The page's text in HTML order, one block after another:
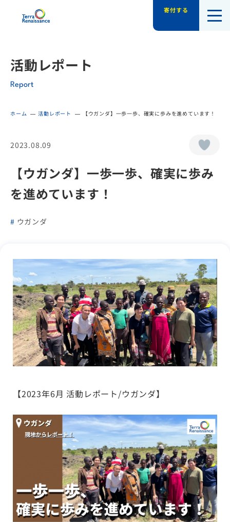
認定NPO法人テラ・ルネッサンス（平和
寄付する
活動レポート
Report
ホーム 活動レポート 【ウガンダ】一歩一歩、確実に歩みを進めています！
2023.08.09
【ウガンダ】一歩一歩、確実に歩み
を進めています！
ウガンダ
【2023年6月 活動レポート/ウガンダ】